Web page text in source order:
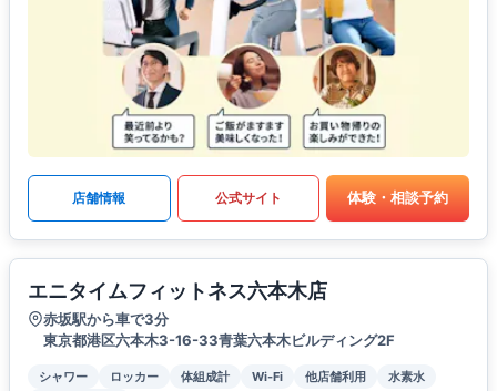
店舗情報 公式サイト 体験・相談予約
エニタイムフィットネス六本木店
赤坂駅から車で3分
東京都港区六本木3-16-33青葉六本木ビルディング2F
シャワー ロッカー 体組成計 Wi-Fi 他店舗利用
水素水